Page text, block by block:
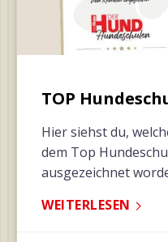
TOP
Hier siehst du,
dem Top
ausgezeichnet
WEITERLESEN